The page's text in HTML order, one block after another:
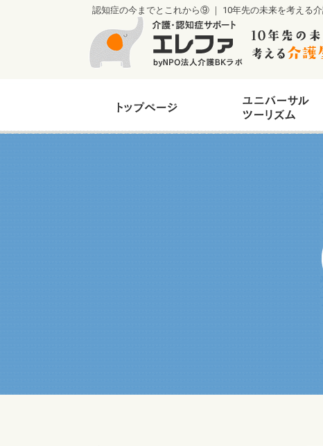
認知症の今までとこれから⑨ ｜ 10年先の未来を考える